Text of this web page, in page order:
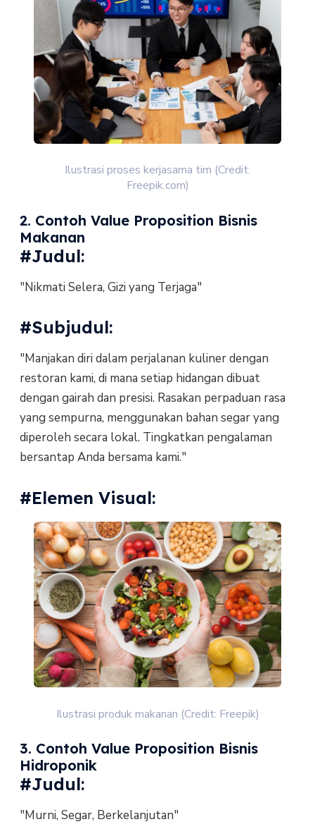
Ilustrasi proses kerjasama tim (Credit:
Freepik.com)
2. Contoh Value Proposition Bisnis
Makanan
#Judul:
"Nikmati Selera, Gizi yang Terjaga"
#Subjudul:
"Manjakan diri dalam perjalanan kuliner dengan
restoran kami, di mana setiap hidangan dibuat
dengan gairah dan presisi. Rasakan perpaduan rasa
yang sempurna, menggunakan bahan segar yang
diperoleh secara lokal. Tingkatkan pengalaman
bersantap Anda bersama kami."
#Elemen Visual:
Ilustrasi produk makanan (Credit: Freepik)
3. Contoh Value Proposition Bisnis
Hidroponik
#Judul:
"Murni, Segar, Berkelanjutan"